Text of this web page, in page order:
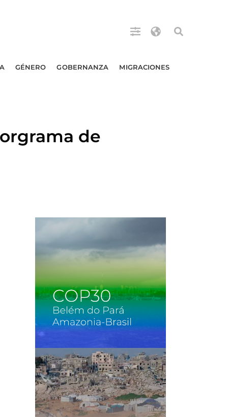
GÉNERO GOBERNANZA MIGRACIONES
de